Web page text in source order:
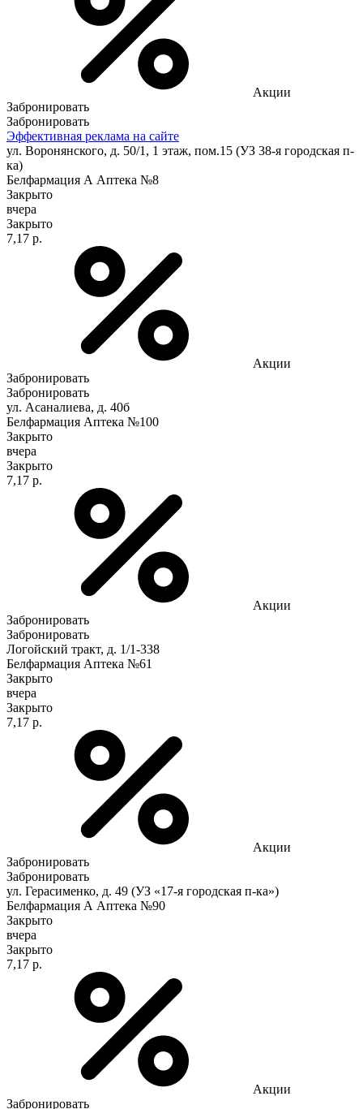
Акции
Забронировать
Забронировать
Эффективная реклама на сайте
ул. Воронянского, д. 50/1, 1 этаж, пом.15 (УЗ 38-я городская п-
ка)
Белфармация А Аптека №8
Закрыто
вчера
Закрыто
7,17 р.
Акции
Забронировать
Забронировать
ул. Асаналиева, д. 40б
Белфармация Аптека №100
Закрыто
вчера
Закрыто
7,17 р.
Акции
Забронировать
Забронировать
Логойский тракт, д. 1/1-338
Белфармация Аптека №61
Закрыто
вчера
Закрыто
7,17 р.
Акции
Забронировать
Забронировать
ул. Герасименко, д. 49 (УЗ «17-я городская п-ка»)
Белфармация А Аптека №90
Закрыто
вчера
Закрыто
7,17 р.
Акции
Забронировать